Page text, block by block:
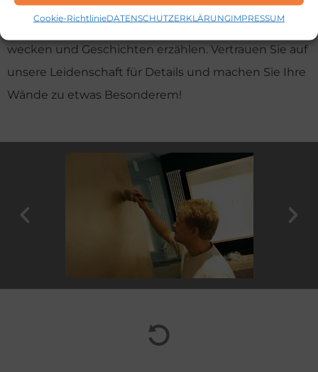
Cookie-RichtlinieDATENSCHUTZERKLÄRUNGIMPRESSUM
für Ästhetik um. Gemeinsam schaffen wir Räume, die
nicht nur schön aussehen, sondern Emotionen
wecken und Geschichten erzählen. Vertrauen Sie auf
unsere Leidenschaft für Details und machen Sie Ihre
Wände zu etwas Besonderem!